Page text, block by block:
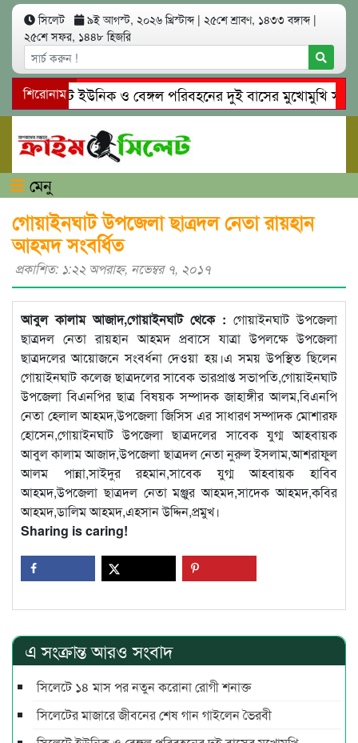
সিলেট ৯ই আগস্ট, ২০২৬ খ্রিস্টাব্দ | ২৫শে শ্রাবণ, ১৪৩৩ বঙ্গাব্দ |
২৫শে সফর, ১৪৪৮ হিজরি
শিরোনাম
সিলেটে ইউনিক ও বেঙ্গল পরিবহনের দুই বাসের মুখোমুখি
গোয়াইনঘাটে প্রেমের ফাঁদে তরুণী পাচার: মাদকাসক্ত রিমালকে
মেনু
গোয়াইনঘাট উপজেলা ছাত্রদল নেতা রায়হান
আহমদ সংবর্ধিত
প্রকাশিত: ১:২২ অপরাহ্ণ, নভেম্বর ৭, ২০১৭
আবুল কালাম আজাদ,গোয়াইনঘাট থেকে : গোয়াইনঘাট উপজেলা
ছাত্রদল নেতা রায়হান আহমদ প্রবাসে যাত্রা উপলক্ষে উপজেলা
ছাত্রদলের আয়োজনে সংবর্ধনা দেওয়া হয়।এ সময় উপস্থিত ছিলেন
গোয়াইনঘাট কলেজ ছাত্রদলের সাবেক ভারপ্রাপ্ত সভাপতি,গোয়াইনঘাট
উপজেলা বিএনপির ছাত্র বিষয়ক সম্পাদক জাহাঙ্গীর আলম,বিএনপি
নেতা হেলাল আহমদ,উপজেলা জিসিস এর সাধারণ সম্পাদক মোশারফ
হোসেন,গোয়াইনঘাট উপজেলা ছাত্রদলের সাবেক যুগ্ম আহবায়ক
আবুল কালাম আজাদ,উপজেলা ছাত্রদল নেতা নুরুল ইসলাম,আশরাফুল
আলম পান্না,সাইদুর রহমান,সাবেক যুগ্ম আহবায়ক হাবিব
আহমদ,উপজেলা ছাত্রদল নেতা মঞ্জুর আহমদ,সাদেক আহমদ,কবির
আহমদ,ডালিম আহমদ,এহসান উদ্দিন,প্রমুখ।
Sharing is caring!
এ সংক্রান্ত আরও সংবাদ
সিলেটে ১৪ মাস পর নতুন করোনা রোগী শনাক্ত
সিলেটের মাজারে জীবনের শেষ গান গাইলেন ভৈরবী